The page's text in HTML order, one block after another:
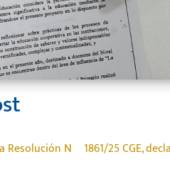
Nº 1861/25 CGE,